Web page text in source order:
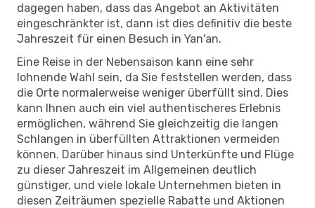
dagegen haben, dass das Angebot an Aktivitäten
eingeschränkter ist, dann ist dies definitiv die beste
Jahreszeit für einen Besuch in Yan'an.
Eine Reise in der Nebensaison kann eine sehr
lohnende Wahl sein, da Sie feststellen werden, dass
die Orte normalerweise weniger überfüllt sind. Dies
kann Ihnen auch ein viel authentischeres Erlebnis
ermöglichen, während Sie gleichzeitig die langen
Schlangen in überfüllten Attraktionen vermeiden
können. Darüber hinaus sind Unterkünfte und Flüge
zu dieser Jahreszeit im Allgemeinen deutlich
günstiger, und viele lokale Unternehmen bieten in
diesen Zeiträumen spezielle Rabatte und Aktionen